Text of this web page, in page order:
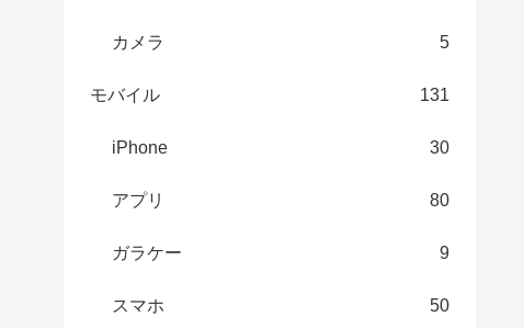
カメラ 5
モバイル 131
iPhone 30
アプリ 80
ガラケー 9
スマホ 50